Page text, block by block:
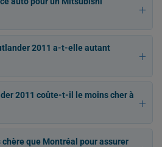
2011 a-t-elle autant
2011 coûte-t-il le moins cher à
que Montréal pour assurer